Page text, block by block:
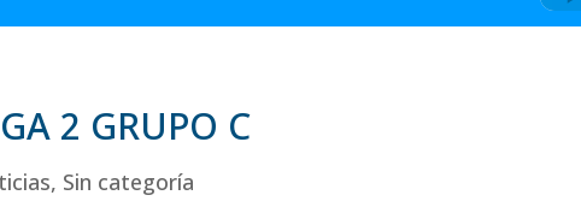
2 GRUPO C
, Sin categoría